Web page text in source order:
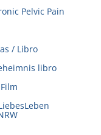
Pelvic Pain
/ Libro
libro